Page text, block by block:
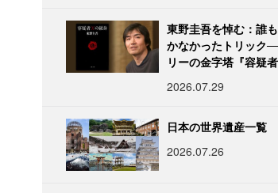
東野圭吾を悼む：誰
かなかったトリック
リーの金字塔『容疑
2026.07.29
日本の世界遺産一覧
2026.07.26